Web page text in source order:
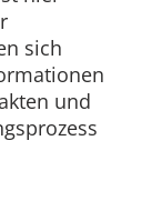
sich
und